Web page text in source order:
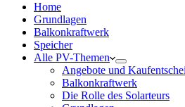
Home
Grundlagen
Balkonkraftwerk
Speicher
Alle PV-Themen
Angebote und
Balkonkraftwerk
Die Rolle des Solarteurs